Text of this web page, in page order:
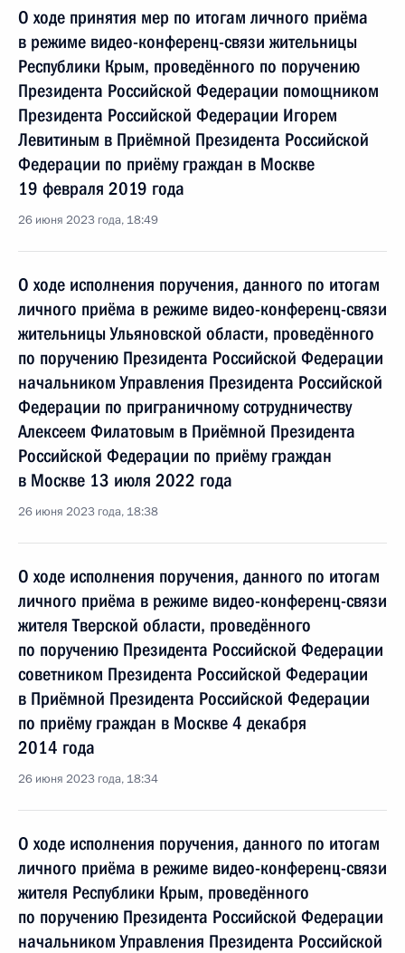
О ходе принятия мер по итогам личного приёма
в режиме видео-конференц-связи жительницы
Республики Крым, проведённого по поручению
Президента Российской Федерации помощником
Президента Российской Федерации Игорем
Левитиным в Приёмной Президента Российской
Федерации по приёму граждан в Москве
19 февраля 2019 года
26 июня 2023 года, 18:49
О ходе исполнения поручения, данного по итогам
личного приёма в режиме видео-конференц-связи
жительницы Ульяновской области, проведённого
по поручению Президента Российской Федерации
начальником Управления Президента Российской
Федерации по приграничному сотрудничеству
Алексеем Филатовым в Приёмной Президента
Российской Федерации по приёму граждан
в Москве 13 июля 2022 года
26 июня 2023 года, 18:38
О ходе исполнения поручения, данного по итогам
личного приёма в режиме видео-конференц-связи
жителя Тверской области, проведённого
по поручению Президента Российской Федерации
советником Президента Российской Федерации
в Приёмной Президента Российской Федерации
по приёму граждан в Москве 4 декабря
2014 года
26 июня 2023 года, 18:34
О ходе исполнения поручения, данного по итогам
личного приёма в режиме видео-конференц-связи
жителя Республики Крым, проведённого
по поручению Президента Российской Федерации
начальником Управления Президента Российской